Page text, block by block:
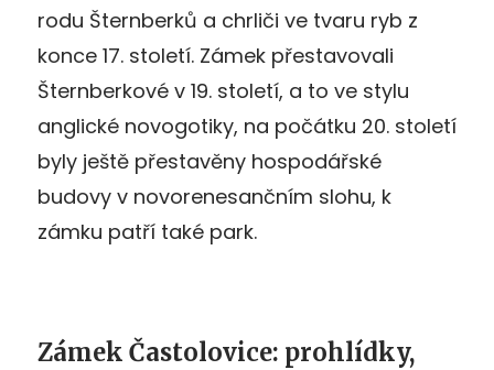
rodu Šternberků a chrliči ve tvaru ryb z
konce 17. století. Zámek přestavovali
Šternberkové v 19. století, a to ve stylu
anglické novogotiky, na počátku 20. století
byly ještě přestavěny hospodářské
budovy v novorenesančním slohu, k
zámku patří také park.
Zámek Častolovice: prohlídky,